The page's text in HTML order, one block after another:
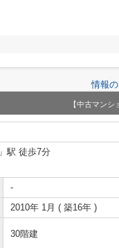
情報
【中古マンシ
」駅 徒歩7分
-
2010年 1月 ( 築16年 )
30階建